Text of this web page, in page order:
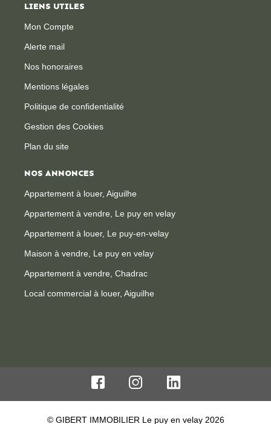
LIENS UTILES
Mon Compte
Alerte mail
Nos honoraires
Mentions légales
Politique de confidentialité
Gestion des Cookies
Plan du site
NOS ANNONCES
Appartement à louer, Aiguilhe
Appartement à vendre, Le puy en velay
Appartement à louer, Le puy-en-velay
Maison à vendre, Le puy en velay
Appartement à vendre, Chadrac
Local commercial à louer, Aiguilhe
© GIBERT IMMOBILIER Le puy en velay 2026